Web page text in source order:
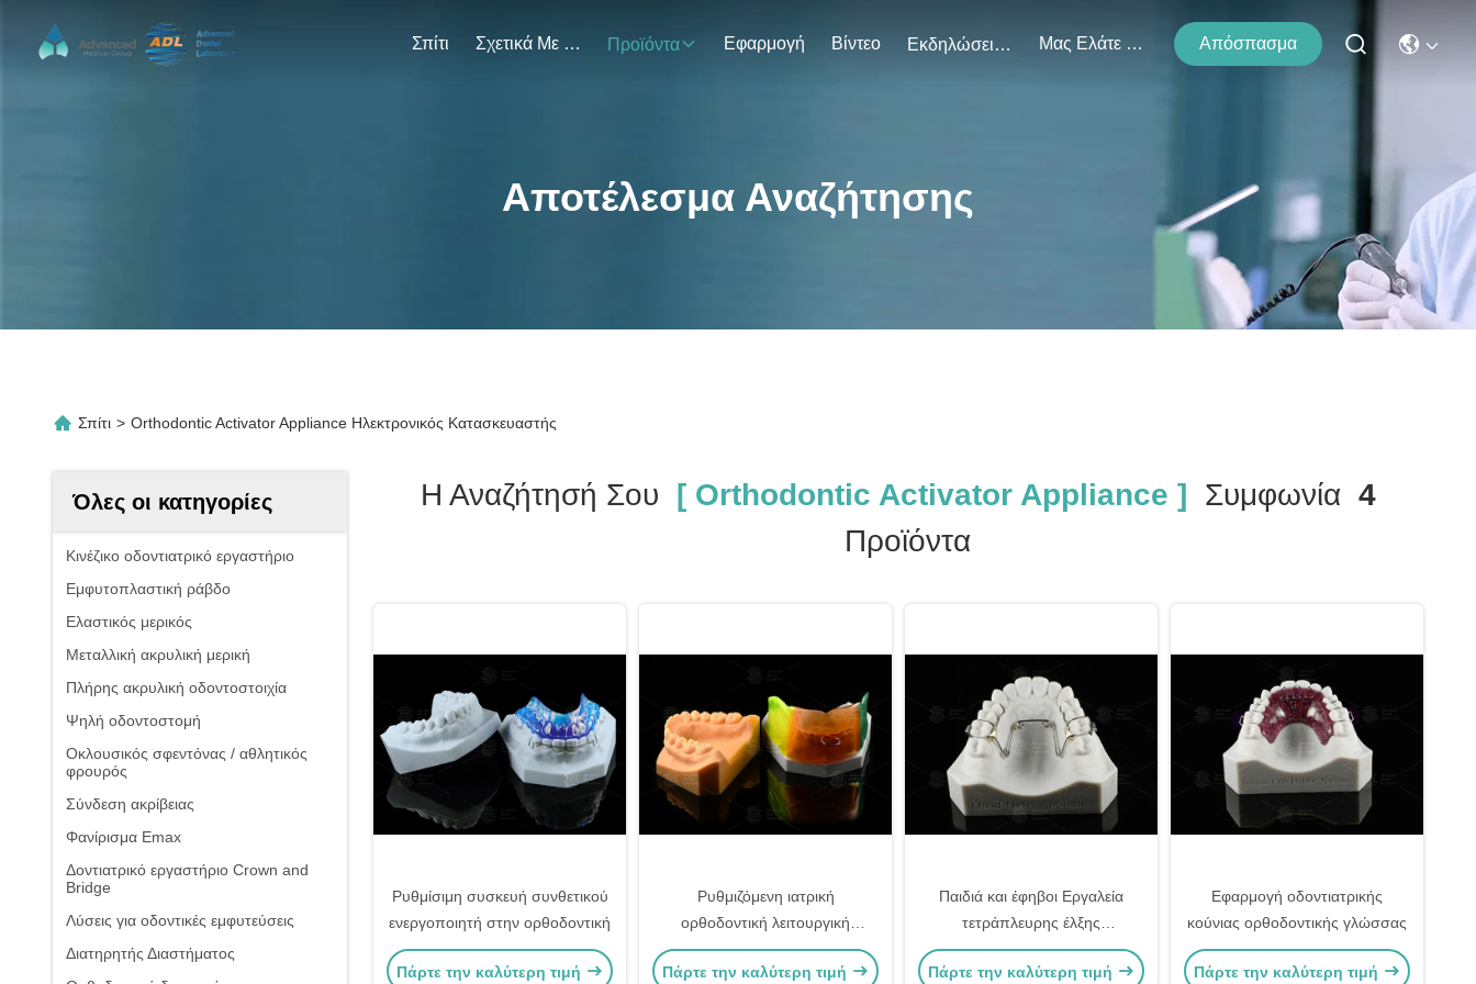
Σπίτι Σχετικά Με Εμάς Προϊόντα Εφαρμογή Βίντεο Εκδηλώσεις Μας Ελάτε Σε Επαφή Με Απόσπασμα
Αποτέλεσμα Αναζήτησης
Σπίτι > Orthodontic Activator Appliance Ηλεκτρονικός Κατασκευαστής
Όλες οι κατηγορίες
Κινέζικο οδοντιατρικό εργαστήριο
Εμφυτοπλαστική ράβδο
Ελαστικός μερικός
Μεταλλική ακρυλική μερική
Πλήρης ακρυλική οδοντοστοιχία
Ψηλή οδοντοστομή
Οκλουσικός σφεντόνας / αθλητικός
φρουρός
Σύνδεση ακρίβειας
Φανίρισμα Emax
Δοντιατρικό εργαστήριο Crown and
Bridge
Λύσεις για οδοντικές εμφυτεύσεις
Διατηρητής Διαστήματος
Η Αναζήτησή Σου [ Orthodontic Activator Appliance ] Συμφωνία 4
Προϊόντα
Ρυθμίσιμη συσκευή συνθετικού
ενεργοποιητή στην ορθοδοντική
Πάρτε την καλύτερη τιμή
Ρυθμιζόμενη ιατρική
ορθοδοντική λειτουργική
συσκευή
Πάρτε την καλύτερη τιμή
Παιδιά και έφηβοι Εργαλεία
τετράπλευρης έλξης
Ορθοδοντική από ανοξείδωτο
χάλυβα
Πάρτε την καλύτερη τιμή
Εφαρμογή οδοντιατρικής
κούνιας ορθοδοντικής γλώσσας
Πάρτε την καλύτερη τιμή